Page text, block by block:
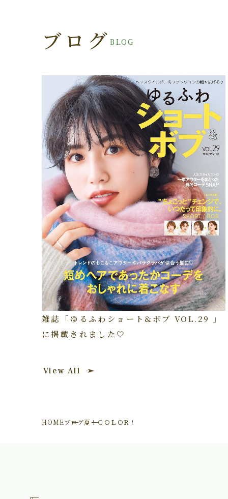
BLOG
ブログ
雑誌「ゆるふわショート&ボブ VOL.29 」
に掲載されました🤍
View All
HOMEブログ夏！ＣＯＬＯＲ！